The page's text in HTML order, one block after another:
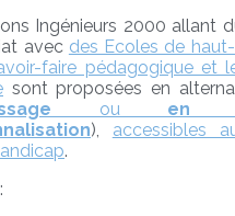
Ingénieurs 2000 allant
avec des Ecoles de
faire pédagogique et
sont proposées en
ou en
), accessibles
.
: